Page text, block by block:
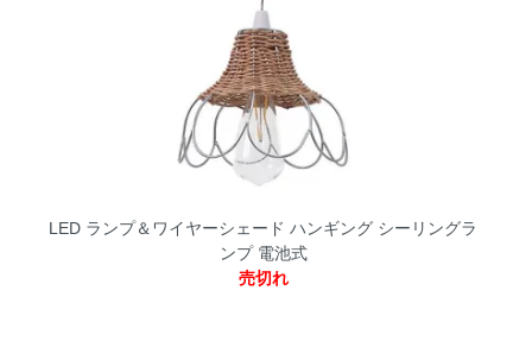
LED ランプ＆ワイヤーシェード ハンギング シーリングラ
ンプ 電池式
売切れ